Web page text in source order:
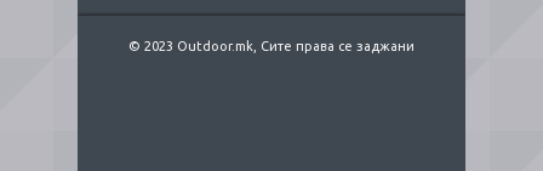
© 2023 Outdoor.mk, Сите права се заджани